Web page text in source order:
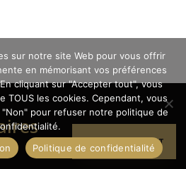
✉ DEVIS GRATUIT
sur notre site Web pour vous offrir
en mémorisant vos préférences
cliquant sur "Accepter tout", vous
TOUS les cookies. Cependant, vous
pour refuser notre politique de
Politique de confidentialité